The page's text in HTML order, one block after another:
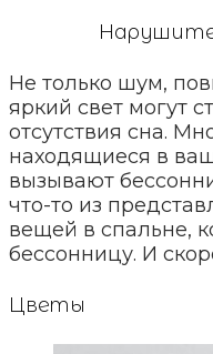
Не только шум,
яркий свет могут
отсутствия сна.
находящиеся в
вызывают
что-то из
вещей в спальне,
бессонницу. И
Цветы